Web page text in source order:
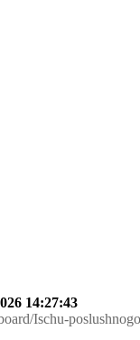
14:27:43
Ischu-